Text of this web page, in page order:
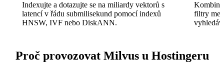
Indexujte a dotazujte se na miliardy vektorů s
latencí v řádu submilisekund pomocí indexů
HNSW, IVF nebo DiskANN.
filtry
Proč provozovat Milvus u Hostingeru